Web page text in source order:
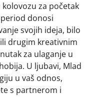
za početak
donosi
svojih ideja, bilo
drugim kreativnim
za ulaganje u
U ljubavi, Mlad
u vaš odnos,
s partnerom i